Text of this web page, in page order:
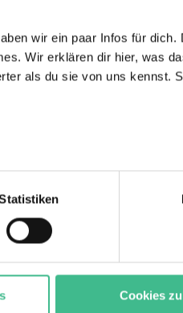
wir ein paar Infos für dich.
Wir erklären dir hier, was
als du sie von uns kennst.
um von dir bei
auf unsere Webseite zu
unsere Partner für soziale
(„Marketing“). Unsere
Verwendungszwecke
zur Platzierung von
Cookies